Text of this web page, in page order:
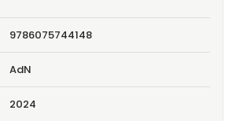
9786075744148
AdN
2024